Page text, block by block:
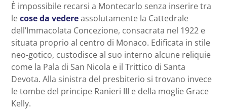
È impossibile recarsi a Montecarlo senza inserire tra
lecose da vedereassolutamente la Cattedrale
dell’Immacolata Concezione, consacrata nel 1922 e
situata proprio al centro di Monaco. Edificata in stile
neo-gotico, custodisce al suo interno alcune reliquie
come la Pala di San Nicola e il Trittico di Santa
Devota. Alla sinistra del presbiterio si trovano invece
le tombe del principe Ranieri III e della moglie Grace
Kelly.